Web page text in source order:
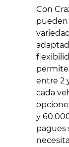
Con
entre 2
cada
y
pagues